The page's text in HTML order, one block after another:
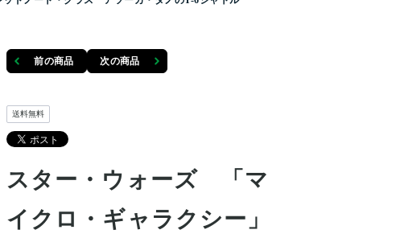
前の商品 次の商品
送料無料
スター・ウォーズ 「マ
イクロ・ギャラクシー」